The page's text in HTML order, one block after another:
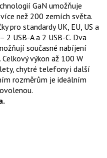
GaN umožňuje
než 200 zemích světa.
pro standardy UK, EU, US a
2 USB-A a 2 USB-C. Dva
současné nabíjení
výkon až 100 W
chytré telefony i další
rozměrům je ideálním